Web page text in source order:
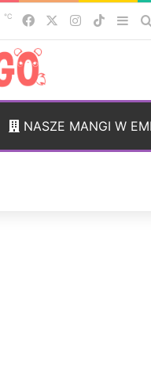
℃ Facebook Instagram
TikTok
NASZE MANGI W